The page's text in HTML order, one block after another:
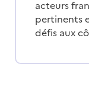
acteurs
pertinents
défis aux